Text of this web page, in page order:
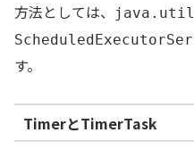
方法としては、
す。
TimerとTimerTask